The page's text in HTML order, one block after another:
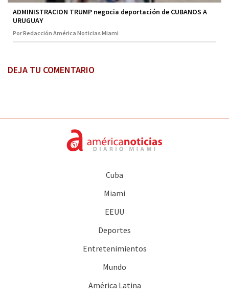
ADMINISTRACION TRUMP negocia deportación de CUBANOS A
URUGUAY
Por Redacción América Noticias Miami
DEJA TU COMENTARIO
Cuba
Miami
EEUU
Deportes
Entretenimientos
Mundo
América Latina